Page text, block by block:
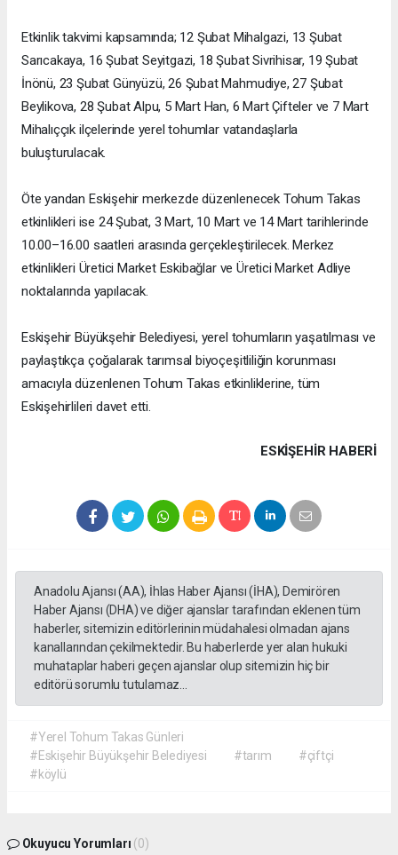
Etkinlik takvimi kapsamında; 12 Şubat Mihalgazi, 13 Şubat
Sarıcakaya, 16 Şubat Seyitgazi, 18 Şubat Sivrihisar, 19 Şubat
İnönü, 23 Şubat Günyüzü, 26 Şubat Mahmudiye, 27 Şubat
Beylikova, 28 Şubat Alpu, 5 Mart Han, 6 Mart Çifteler ve 7 Mart
Mihalıççık ilçelerinde yerel tohumlar vatandaşlarla
buluşturulacak.
Öte yandan Eskişehir merkezde düzenlenecek Tohum Takas
etkinlikleri ise 24 Şubat, 3 Mart, 10 Mart ve 14 Mart tarihlerinde
10.00–16.00 saatleri arasında gerçekleştirilecek. Merkez
etkinlikleri Üretici Market Eskibağlar ve Üretici Market Adliye
noktalarında yapılacak.
Eskişehir Büyükşehir Belediyesi, yerel tohumların yaşatılması ve
paylaştıkça çoğalarak tarımsal biyoçeşitliliğin korunması
amacıyla düzenlenen Tohum Takas etkinliklerine, tüm
Eskişehirlileri davet etti.
ESKIŞEHIR HABERİ
Anadolu Ajansı (AA), İhlas Haber Ajansı (İHA), Demirören
Haber Ajansı (DHA) ve diğer ajanslar tarafından eklenen tüm
haberler, sitemizin editörlerinin müdahalesi olmadan ajans
kanallarından çekilmektedir. Bu haberlerde yer alan hukuki
muhataplar haberi geçen ajanslar olup sitemizin hiç bir
editörü sorumlu tutulamaz...
#Yerel Tohum Takas Günleri
#Eskişehir Büyükşehir Belediyesi
#tarım
#çiftçi
#köylü
Okuyucu Yorumları (0)